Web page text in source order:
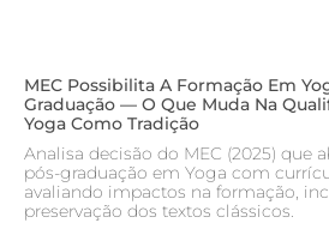
MEC Possibilita A Formação Em
Graduação — O Que Muda Na
Yoga Como Tradição
Analisa decisão do MEC (2025) que
pós-graduação em Yoga com
avaliando impactos na formação,
preservação dos textos clássicos.